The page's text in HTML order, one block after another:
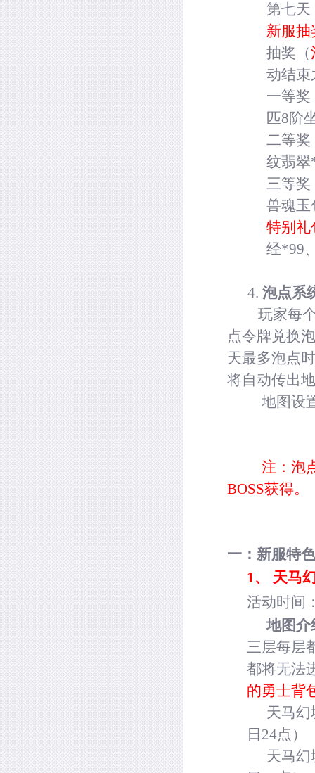
第七
新服抽
抽奖（
动结束
一等奖
匹8阶
二等奖
纹翡翠
三等奖
兽魂玉
特别礼
经*99
4. 泡点系
玩家每
点令牌兑换
天最多泡点
将自动传出
地图设
注：泡
BOSS获得。
一：新服特
1、
天马
活动时间
地图介
三层每层
都将无法
的勇士背
天马幻
日 24点）
天马幻